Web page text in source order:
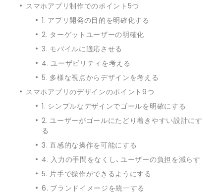
スマホアプリ制作でのポイント5つ
1. アプリ開発の目的を明確化する
2. ターゲットユーザーの明確化
3. モバイルに適応させる
4. ユーザビリティを考える
5. 多様な視点からデザインを考える
スマホアプリのデザインのポイント9つ
1. シンプルなデザインでゴールを明確にする
2. ユーザーがゴールにたどり着きやすい設計にす
る
3. 直感的な操作を可能にする
4. 入力の手間をなくし、ユーザーの負担を減らす
5. 片手で操作ができるようにする
6. ブランドイメージを統一する